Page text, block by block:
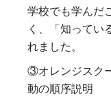
学校でも学んだ
く、「知ってい
れました。
③オレンジスク
動の順序説明